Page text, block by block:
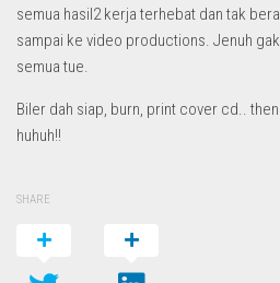
semua hasil2 kerja terhebat dan tak
sampai ke video productions. Jenuh
semua tue.
Biler dah siap, burn, print cover cd..
huhuh!!
SHARE